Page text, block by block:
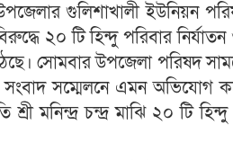
গুলিশাখালী ইউনিয়ন
২০ টি হিন্দু পরিবার
সোমবার উপজেলা পরিষদ সামনে
সম্মেলনে এমন অভিযোগ
মনিন্দ্র চন্দ্র মাঝি ২০ টি